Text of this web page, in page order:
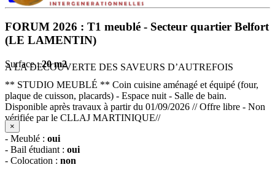
A LA DECOUVERTE DES SAVEURS D’AUTREFOIS
×
FORUM 2026 : T1 meublé - Secteur quartier Belfort
(LE LAMENTIN)
Surface :20 m2
** STUDIO MEUBLÉ ** Coin cuisine aménagé et équipé (four,
plaque de cuisson, placards) - Espace nuit - Salle de bain.
Disponible après travaux à partir du 01/09/2026 // Offre libre - Non
vérifiée par le CLLAJ MARTINIQUE//
- Meublé : oui
- Bail étudiant : oui
- Colocation : non